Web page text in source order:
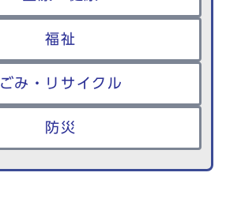
福祉
ごみ・リサイクル
防災